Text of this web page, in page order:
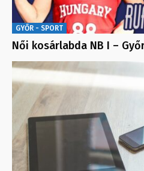
GYŐR - SPORT
Női kosárlabda NB I –